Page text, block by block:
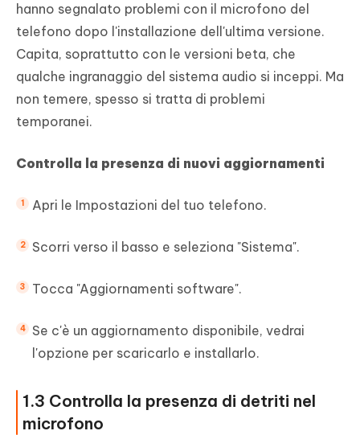
hanno segnalato problemi con il microfono del
telefono dopo l'installazione dell'ultima versione.
Capita, soprattutto con le versioni beta, che
qualche ingranaggio del sistema audio si inceppi. Ma
non temere, spesso si tratta di problemi
temporanei.
Controlla la presenza di nuovi aggiornamenti
Apri le Impostazioni del tuo telefono.
Scorri verso il basso e seleziona "Sistema".
Tocca "Aggiornamenti software".
Se c'è un aggiornamento disponibile, vedrai
l'opzione per scaricarlo e installarlo.
1.3 Controlla la presenza di detriti nel
microfono